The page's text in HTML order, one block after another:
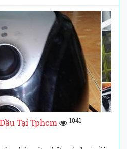
Tại Tphcm 1041